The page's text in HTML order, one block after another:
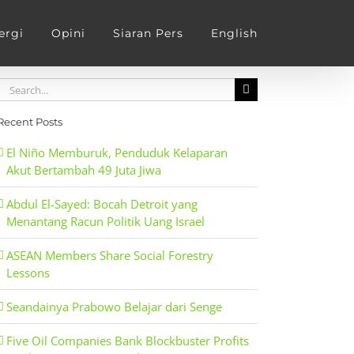
Opini Siaran Pers English
Posts
El Niño Memburuk, Penduduk Kelaparan
Akut Bertambah 49 Juta Jiwa
Abdul El-Sayed: Bocah Detroit yang
Menantang Racun Politik Uang Israel
ASEAN Members Share Social Forestry
Lessons
Seandainya Prabowo Belajar dari Senge
Five Oil Companies Bank Blockbuster Profits